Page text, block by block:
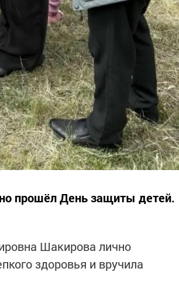
прошёл День защиты детей.
Шакирова лично
здоровья и вручила